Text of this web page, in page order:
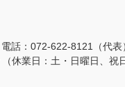
電話：072-622-8121（代表
（休業日：土・日曜日、祝